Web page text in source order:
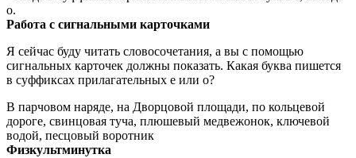
о.
Работа с сигнальными карточками
Я сейчас буду читать словосочетания, а вы с помощью
сигнальных карточек должны показать. Какая буква пишется
в суффиксах прилагательных е или о?
В парчовом наряде, на Дворцовой площади, по кольцевой
дороге, свинцовая туча, плюшевый медвежонок, ключевой
водой, песцовый воротник
Физкультминутка